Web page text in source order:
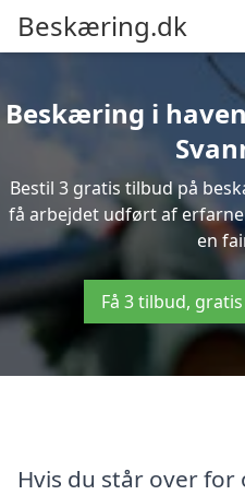
Beskæring.dk
Beskæring i
Bestil 3 gratis tilbud på
få arbejdet udført af
en
Få 3 tilbud,
Hvis du står over for